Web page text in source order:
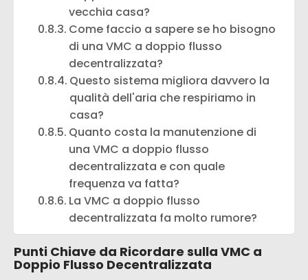
vecchia casa?
Come faccio a sapere se ho bisogno
di una VMC a doppio flusso
decentralizzata?
Questo sistema migliora davvero la
qualità dell'aria che respiriamo in
casa?
Quanto costa la manutenzione di
una VMC a doppio flusso
decentralizzata e con quale
frequenza va fatta?
La VMC a doppio flusso
decentralizzata fa molto rumore?
Punti Chiave da Ricordare sulla VMC a
Doppio Flusso Decentralizzata